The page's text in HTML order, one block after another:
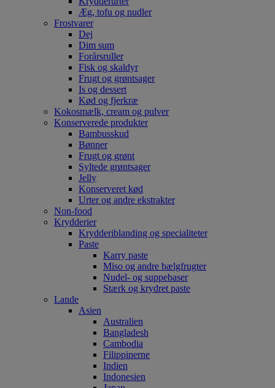
Æg, tofu og nudler
Frostvarer
Dej
Dim sum
Forårsruller
Fisk og skaldyr
Frugt og grøntsager
Is og dessert
Kød og fjerkræ
Kokosmælk, cream og pulver
Konserverede produkter
Bambusskud
Bønner
Frugt og grønt
Syltede grøntsager
Jelly
Konserveret kød
Urter og andre ekstrakter
Non-food
Krydderier
Krydderiblanding og specialiteter
Paste
Karry paste
Miso og andre bælgfrugter
Nudel- og suppebaser
Stærk og krydret paste
Lande
Asien
Australien
Bangladesh
Cambodia
Filippinerne
Indien
Indonesien